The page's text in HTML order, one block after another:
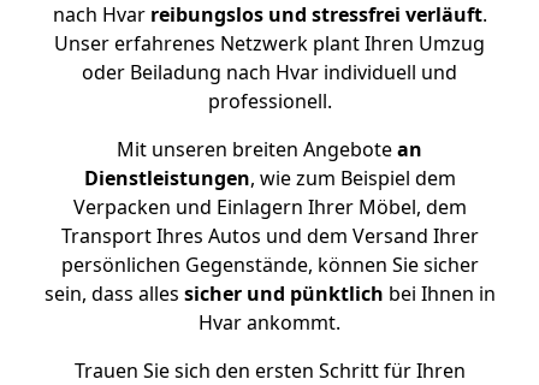
nach Hvar reibungslos und stressfrei verläuft.
Unser erfahrenes Netzwerk plant Ihren Umzug
oder Beiladung nach Hvar individuell und
professionell.
Mit unseren breiten Angebotean
Dienstleistungen, wie zum Beispiel dem
Verpacken und Einlagern Ihrer Möbel, dem
Transport Ihres Autos und dem Versand Ihrer
persönlichen Gegenstände, können Sie sicher
sein, dass alles sicher und pünktlich bei Ihnen in
Hvar ankommt.
Trauen Sie sich den ersten Schritt für Ihren